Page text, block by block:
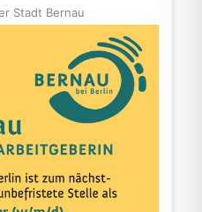
Stadt Bernau